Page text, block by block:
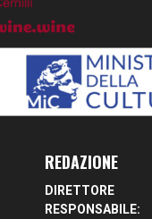
REDAZIONE
DIRETTORE
RESPONSABILE: